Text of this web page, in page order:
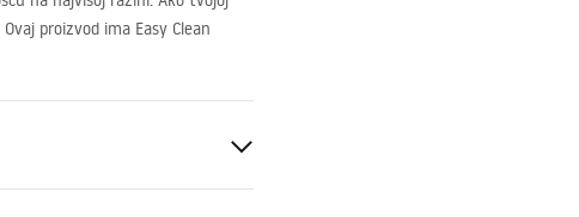
proizvod ima Easy Clean